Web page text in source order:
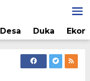
Desa Duka